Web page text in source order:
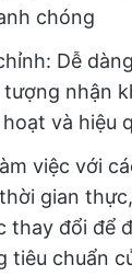
chóng
Dễ
nhận
và hiệu
việc với
gian
thay đổi để
tiêu chuẩn